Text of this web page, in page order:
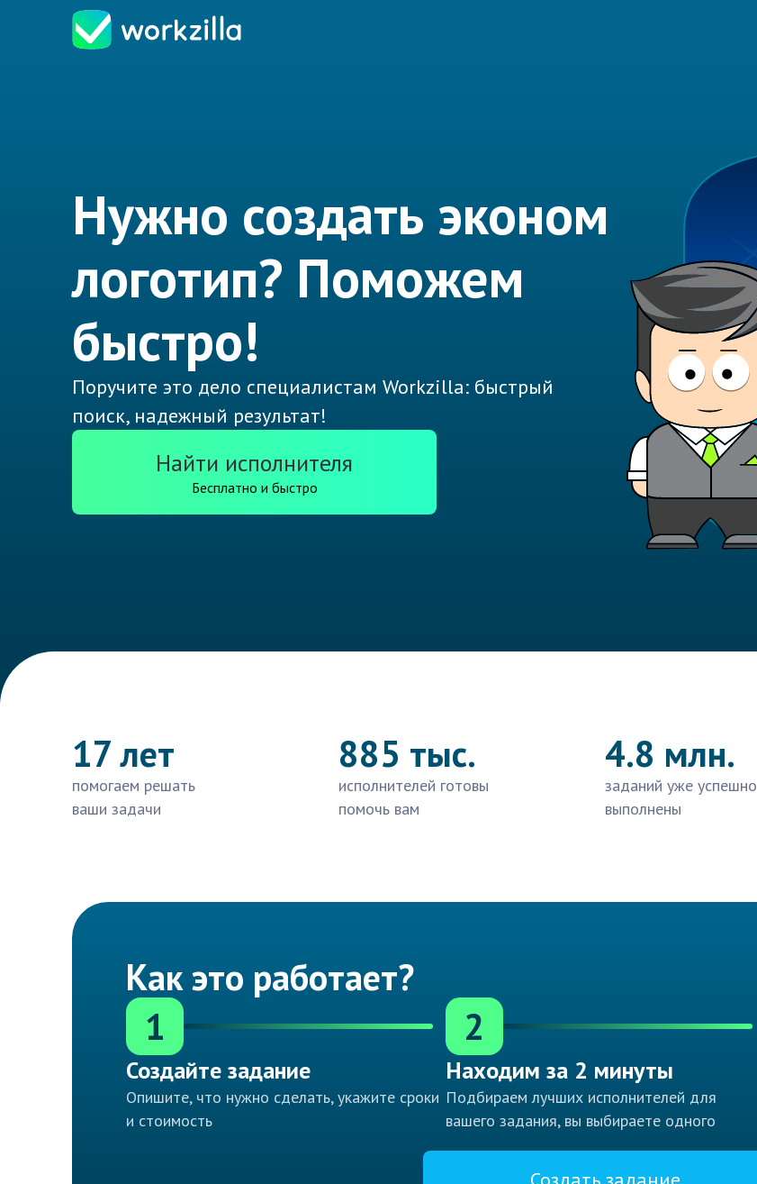
Нужно создать эконом
логотип? Поможем
быстро!
Поручите это дело специалистам Workzilla: быстрый
поиск, надежный результат!
Найти исполнителя
Бесплатно и быстро
17 лет
помогаем решать
ваши задачи
885 тыс.
исполнителей готовы
помочь вам
4.8 млн.
заданий уже успешно
выполнены
Как это работает?
1
Создайте задание
Опишите, что нужно сделать, укажите сроки
и стоимость
2
Находим за 2 минуты
Подбираем лучших исполнителей для
вашего задания, вы выбираете одного